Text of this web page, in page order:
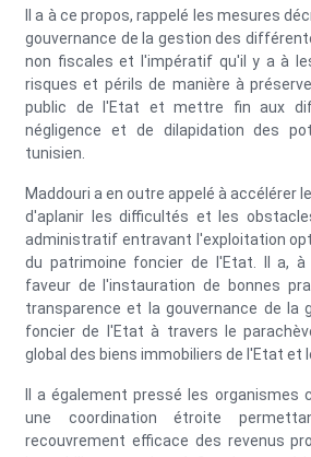
Il a à ce propos, rappelé les mesures
gouvernance de la gestion des
non fiscales et l'impératif qu'il y a à
risques et périls de manière à
public de l'Etat et mettre fin aux
négligence et de dilapidation des
tunisien.
Maddouri a en outre appelé à accélérer
d'aplanir les difficultés et les
administratif entravant l'exploitation
du patrimoine foncier de l'Etat. Il a, à
faveur de l'instauration de bonnes
transparence et la gouvernance de la
foncier de l'Etat à travers le
global des biens immobiliers de l'Etat et
Il a également pressé les organismes
une coordination étroite
recouvrement efficace des revenus